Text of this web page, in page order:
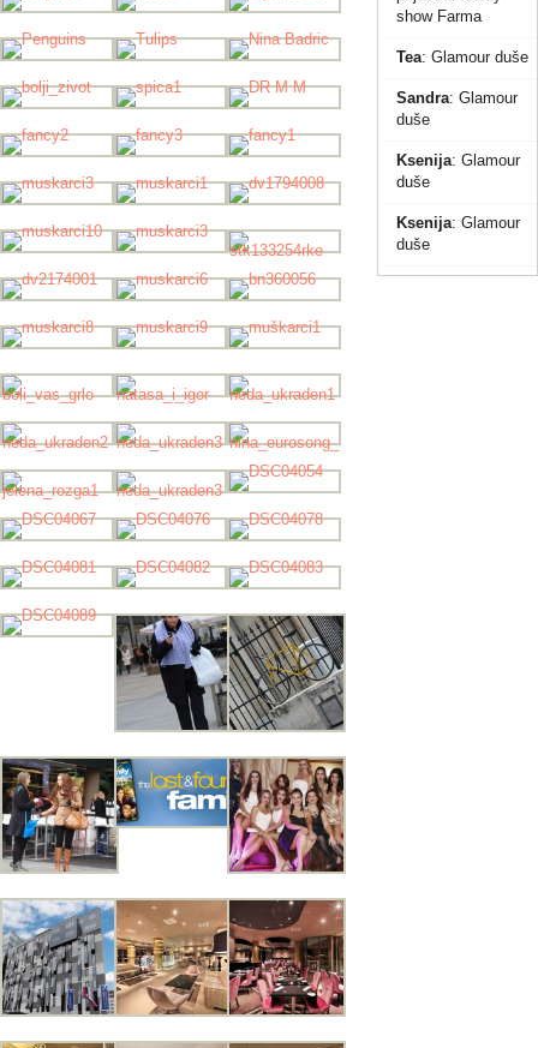
show Farma
Tea: Glamour duše
Sandra: Glamour
duše
Ksenija: Glamour
duše
Ksenija: Glamour
duše